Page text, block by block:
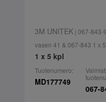
3M UNITEK| 067-843-
vasen 41 & 067-843 1 x
1 x 5 kpl
Tuotenumero:
MD177749
067-